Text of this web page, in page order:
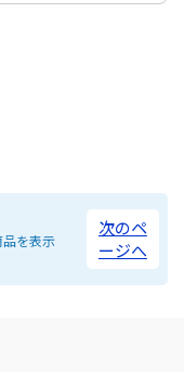
を表示
次のペ
ージへ